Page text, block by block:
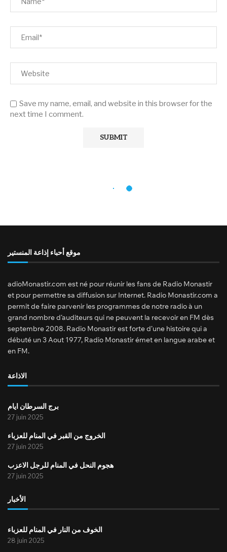
Save my name, email, and website in this browser for the
next time I comment.
موقع أحباء إذاعة المنستير
adioMonastir.com est né pour réunir les fans de Radio Monastir
et pour permettre sa diffusion sur Internet. Radio Monastir.com a
permit de faire parvenir les programmes de notre radio à un
grand nombre d’auditeurs qui ne peuvent la recevoir en FM dès
septembre 2008. Radio Monastir est forte d’une histoire qui a
débuté un 3 Aout 1977, Radio Monastir émet en langue arabe et
en FM.
الاذاعة
برج السرطان ايام
27 juin 2025
الخروج من القبر في المنام للعزباء
27 juin 2025
هجوم النحل في المنام للرجل الاعزب
27 juin 2025
الأخبار
الخوف من النار في المنام للعزباء
28 juin 2025